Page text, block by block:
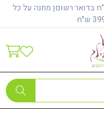
חינם ברכישה מעל 299ש"ח בדואר רשוםן מתנה על כל